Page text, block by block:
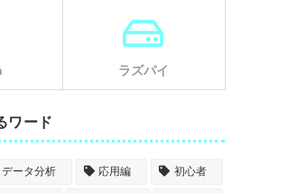
ラズパイ
ワード
データ分析 応用編 初心者